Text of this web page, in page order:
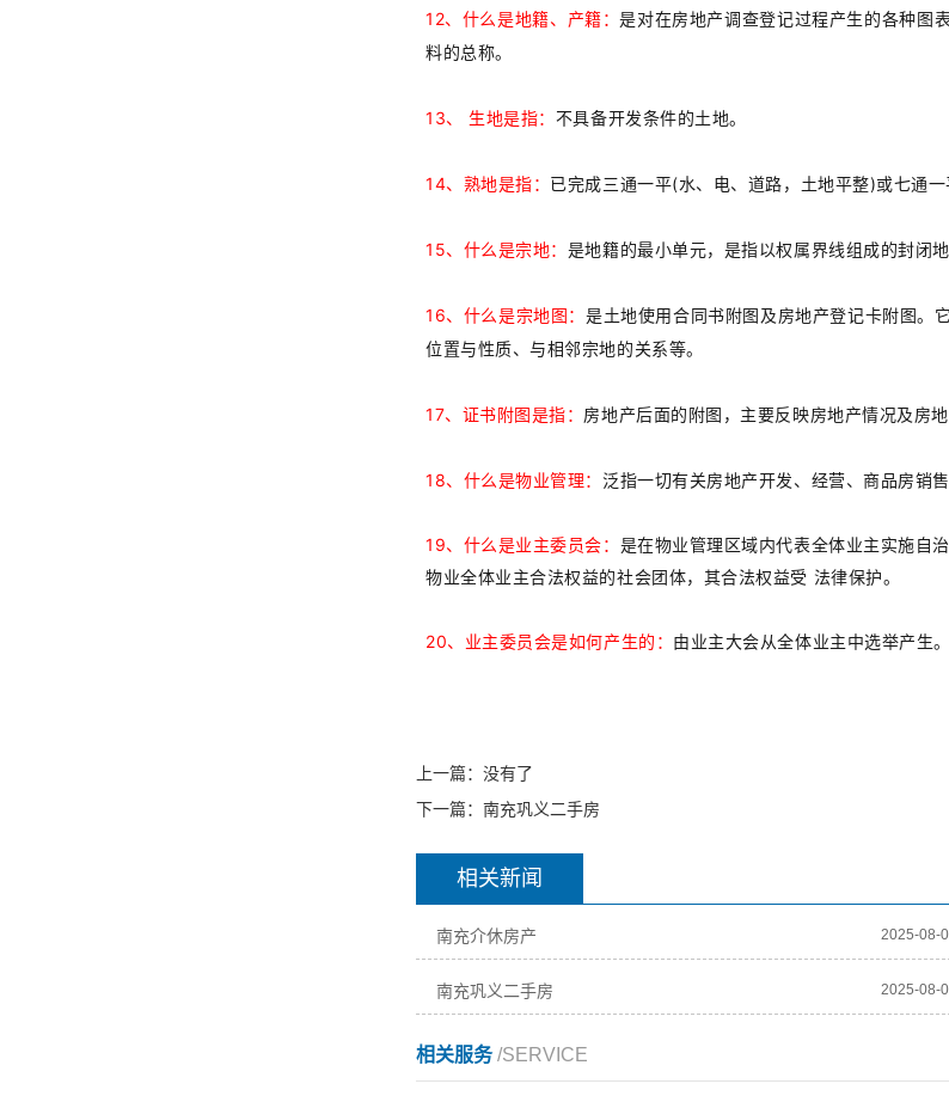
12、什么是地籍、产籍：是对在房地产调查登记过程产生的各种图
料的总称。
13、 生地是指： 不具备开发条件的土地。
14、熟地是指 ： 已完成三通一平(水、电、道路，土地平整)或七通一
15、什么是宗地： 是地籍的最小单元，是指以权属界线组成的封闭地
16、什么是宗地图： 是土地使用合同书附图及房地产登记卡附图。
位置与性质、与相邻宗地的关系等。
17、证书附图是指： 房地产后面的附图，主要反映房地产情况及房地
18、什么是物业管理： 泛指一切有关房地产开发、经营、商品房销
19、什么是业主委员会： 是在物业管理区域内代表全体业主实施自
物业全体业主合法权益的社会团体，其合法权益受 法律保护。
20、业主委员会是如何产生的： 由业主大会从全体业主中选举产生。
上一篇：没有了
下一篇： 南充巩义二手房
相关新闻
南充介休房产 2025-08-
南充巩义二手房 2025-08-
相关服务/SERVICE